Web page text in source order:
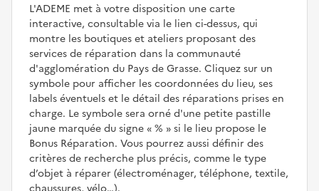
L'ADEME met à votre disposition une carte
interactive, consultable via le lien ci-dessus, qui
montre les boutiques et ateliers proposant des
services de réparation dans la communauté
d'agglomération du Pays de Grasse. Cliquez sur un
symbole pour afficher les coordonnées du lieu, ses
labels éventuels et le détail des réparations prises en
charge. Le symbole sera orné d'une petite pastille
jaune marquée du signe
%
si le lieu propose le
Bonus Réparation. Vous pourrez aussi définir des
critères de recherche plus précis, comme le type
d’objet à réparer (électroménager, téléphone, textile,